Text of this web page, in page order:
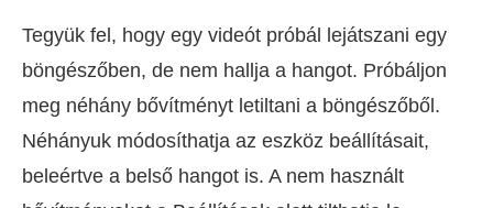
Tegyük fel, hogy egy videót próbál lejátszani egy
böngészőben, de nem hallja a hangot. Próbáljon
meg néhány bővítményt letiltani a böngészőből.
Néhányuk módosíthatja az eszköz beállításait,
beleértve a belső hangot is. A nem használt